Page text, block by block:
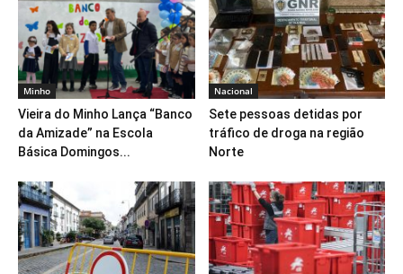
Minho
Vieira do Minho Lança “Banco
da Amizade” na Escola
Básica Domingos...
Nacional
Sete pessoas detidas por
tráfico de droga na região
Norte